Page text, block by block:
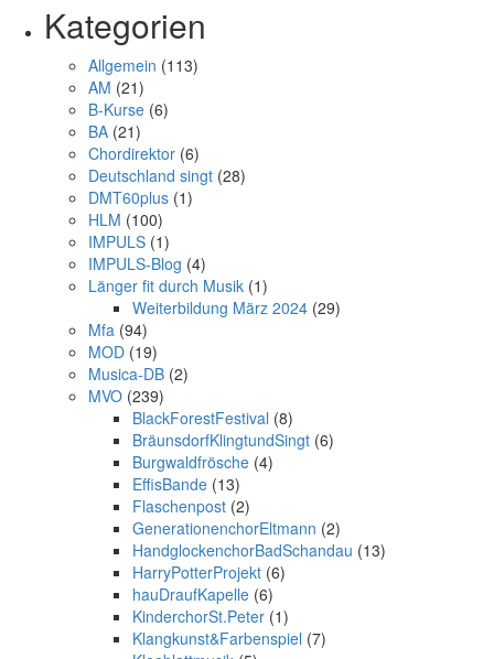
Kategorien
Allgemein (113)
AM (21)
B-Kurse (6)
BA (21)
Chordirektor (6)
Deutschland singt (28)
DMT60plus (1)
HLM (100)
IMPULS (1)
IMPULS-Blog (4)
Länger fit durch Musik (1)
Weiterbildung März 2024 (29)
Mfa (94)
MOD (19)
Musica-DB (2)
MVO (239)
BlackForestFestival (8)
BräunsdorfKlingtundSingt (6)
Burgwaldfrösche (4)
EffisBande (13)
Flaschenpost (2)
GenerationenchorEltmann (2)
HandglockenchorBadSchandau (13)
HarryPotterProjekt (6)
hauDraufKapelle (6)
KinderchorSt.Peter (1)
Klangkunst&Farbenspiel (7)